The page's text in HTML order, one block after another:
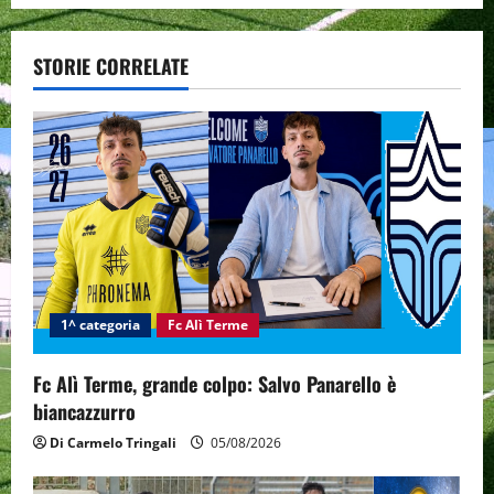
a
v
i
g
a
t
i
o
n
STORIE CORRELATE
1^ categoria Fc Alì Terme
Fc Alì Terme, grande colpo: Salvo Panarello è
biancazzurro
Di Carmelo Tringali 05/08/2026